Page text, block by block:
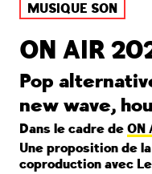
MUSIQUE SON
ON AIR
Pop
new wave,
Dans le cadre de ON
Une proposition de
coproduction avec